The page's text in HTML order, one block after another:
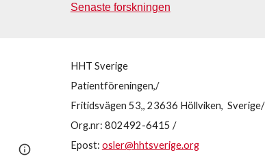
Senaste forskningen
HHT Sverige
Patientföreningen,/
Fritidsvägen 53,, 23636 Höllviken, Sverige/
Org.nr: 802492-6415 /
Epost: osler@hhtsverige.org
Report abuse